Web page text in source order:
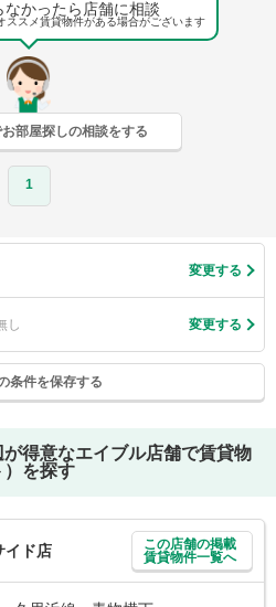
かったら店舗に相談
ススメ賃貸物件がある場合がございます
部屋探しの相談をする
1
変更する
し 変更する
条件を保存する
が得意なエイブル店舗で賃貸物
）を探す
イド店
この店舗の掲載
賃貸物件一覧へ